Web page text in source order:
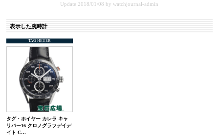
Update 2018/01/08 bywatchjournal-admin
表示した腕時計
TAG HEUER
タグ・ホイヤー カレラ キャ
リバー16 クロノグラフデイデ
イト C…